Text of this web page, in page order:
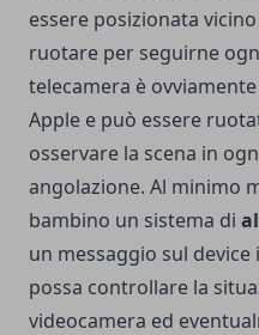
essere posizionata
ruotare per seguirne
telecamera è
Apple e può essere
osservare la scena in
angolazione. Al minimo
bambino un sistema di
un messaggio sul
possa controllare la
videocamera ed